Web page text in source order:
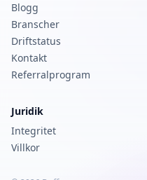
Blogg
Branscher
Driftstatus
Kontakt
Referralprogram
Juridik
Integritet
Villkor